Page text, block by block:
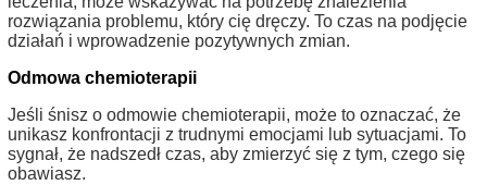
rozwiązania problemu, który cię dręczy. To czas na podjęcie
działań i wprowadzenie pozytywnych zmian.
Odmowa chemioterapii
Jeśli śnisz o odmowie chemioterapii, może to oznaczać, że
unikasz konfrontacji z trudnymi emocjami lub sytuacjami. To
sygnał, że nadszedł czas, aby zmierzyć się z tym, czego się
obawiasz.